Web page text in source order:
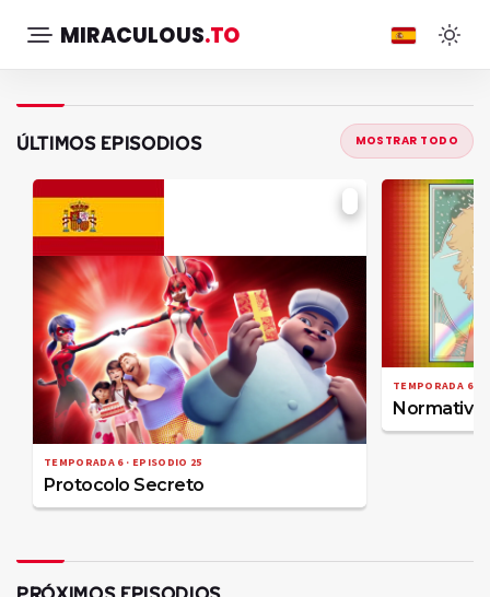
MIRACULOUS.TO
PRÓXIMOS EPISODIOS
ÚLTIMOS EPISODIOS MOSTRAR TODO
TEMPORADA 6 · EPISODIO 25
Protocolo Secreto
TEMPORADA 6 ·
Normativa